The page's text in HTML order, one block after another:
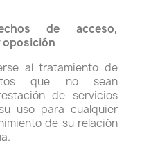
de acceso,
oposición
al tratamiento de
que no sean
de servicios
uso para cualquier
de su relación